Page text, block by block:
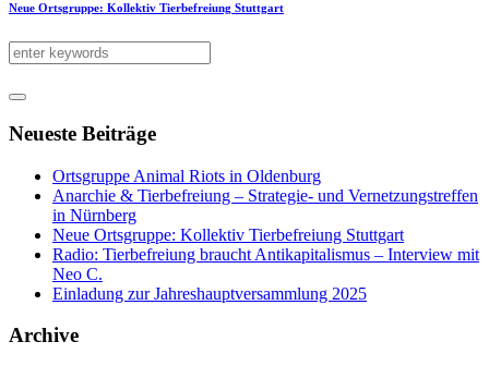
Neue Ortsgruppe: Kollektiv Tierbefreiung Stuttgart
Neueste Beiträge
Ortsgruppe Animal Riots in Oldenburg
Anarchie & Tierbefreiung – Strategie- und Vernetzungstreffen
in Nürnberg
Neue Ortsgruppe: Kollektiv Tierbefreiung Stuttgart
Radio: Tierbefreiung braucht Antikapitalismus – Interview mit
Neo C.
Einladung zur Jahreshauptversammlung 2025
Archive